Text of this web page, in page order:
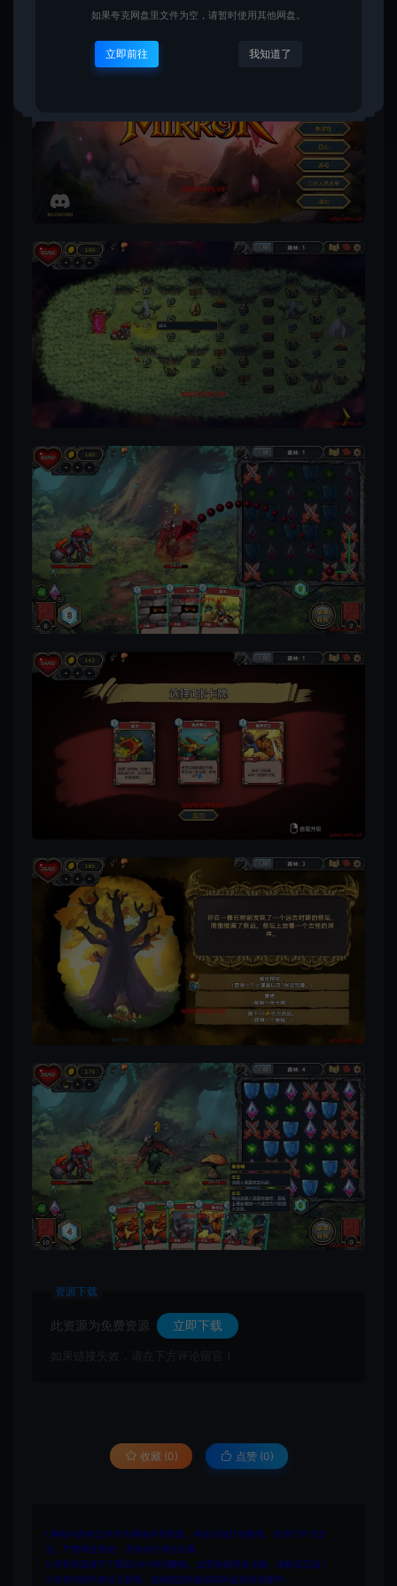
资源下载
此资源为免费资源 立即下载
如果链接失效，请在下方评论留言！
收藏 (0) 点赞 (0)
1.网站内所有文件均为网络共享资源，本站仅做打包整理。仅用于学习交
流，严禁商业用途，否则自行承担后果。
2.所有资源请于下载后24小时内删除。如需体验更多乐趣，请购买正版！
3.所有内容均来自互联网。如侵犯您的版权或利益请发送邮件：
如果夸克网盘里文件为空，请暂时使用其他网盘。
立即前往 我知道了